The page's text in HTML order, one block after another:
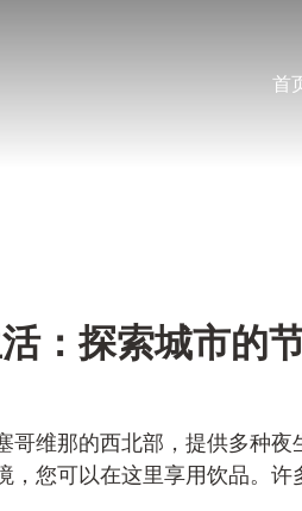
首
：探索城市的
哥维那的西北部，提供多种
，您可以在这里享用饮品。